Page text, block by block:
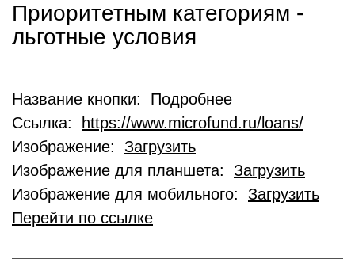
Приоритетным категориям -
льготные условия
Название кнопки: Подробнее
Ссылка:
https://www.microfund.ru/loans/
Изображение: Загрузить
Изображение для планшета: Загрузить
Изображение для мобильного: Загрузить
Перейти по ссылке